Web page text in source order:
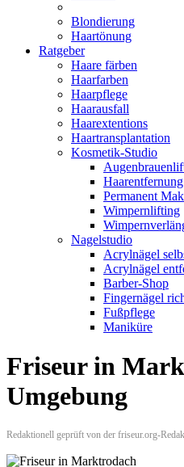
Blondierung
Haartönung
Ratgeber
Haare färben
Haarfarben
Haarpflege
Haarausfall
Haarextentions
Haartransplantation
Kosmetik-Studio
Haarentfernung
Permanent
Wimpernlifting
Nagelstudio
Acrylnägel
Acrylnägel
Barber-Shop
Fingernägel
Fußpflege
Maniküre
Friseur in
Umgebung
Redaktionell geprüft von der friseur.org-